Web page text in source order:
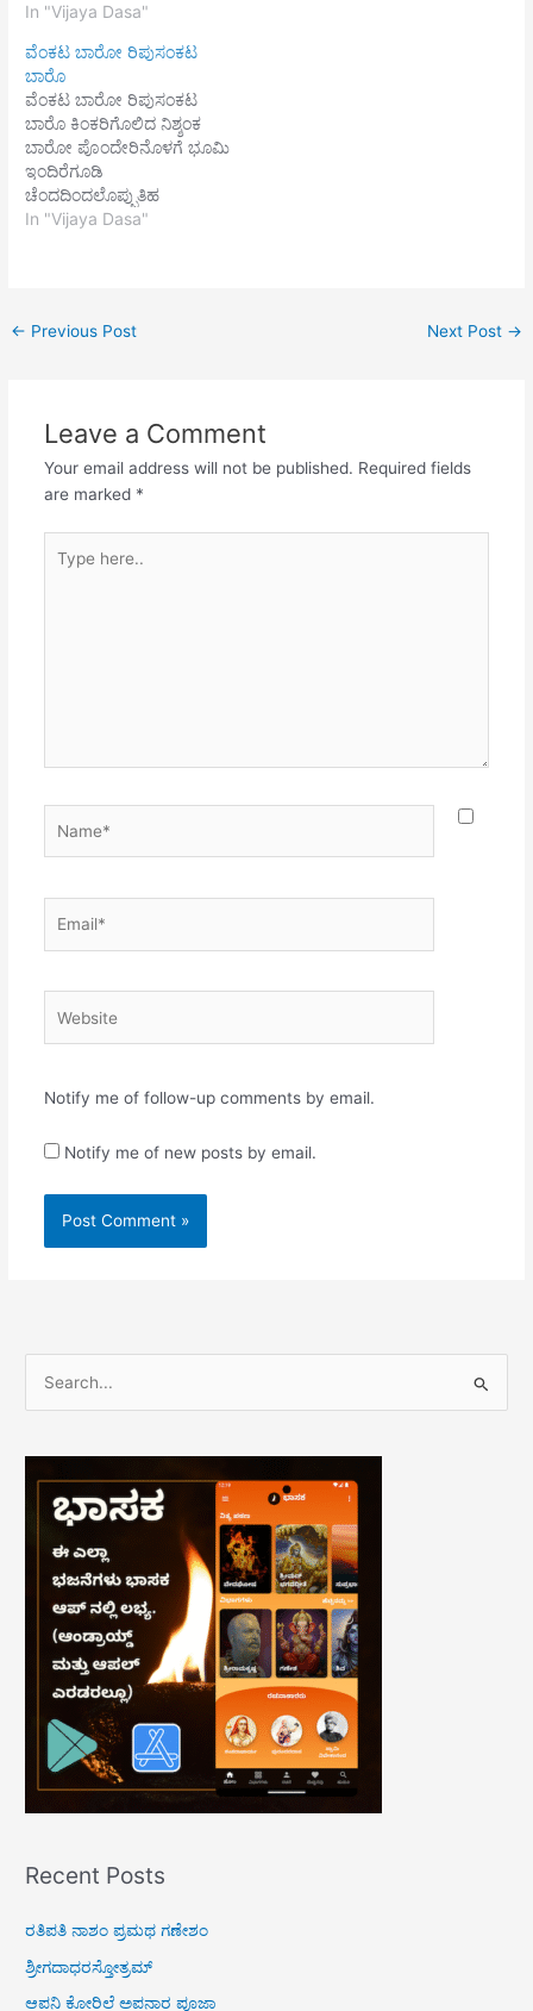
ಹಂಸವಾಹನನ ಪಿತನೆ ಬಾರೊ
ಬಾರೊ | ಸಾಸಿರ ಗಣ್ಣಿನ ಅನುಜ
ಬಾರೊ | ಸಾಸಿರ ವದನ ಶಯನ
ಬಾರೊ | ಭೂಸುರರಿಗೆ ಪ್ರಿಯನೆ
ಬಾರೊ ||2|| ವಾರಿಧಿಯೊಳು
ಪೊಕ್ಕವನೆ ಬಾರೊ | ವಾರಿಧಿಯ
ಮಾನಭಂಗನೆ ಬಾರೊ |
ವಾರಿಧಿಸುತೆಯ ಪಡೆದ ಕರುಣಾ - |
ವಾರಿಧಿ…
In "Vijaya Dasa"
ವೆಂಕಟ ಬಾರೋ ರಿಪುಸಂಕಟ
ಬಾರೊ
ವೆಂಕಟ ಬಾರೋ ರಿಪುಸಂಕಟ
ಬಾರೊ ಕಿಂಕರಿಗೊಲಿದ ನಿಶ್ಶಂಕ
ಬಾರೋ ಪೊಂದೇರಿನೊಳಗೆ ಭೂಮಿ
ಇಂದಿರೆಗೂಡಿ
ಚೆಂದದಿಂದಲೊಪ್ಪುತಿಹ
ಇಂದುವದÀನ ಮಂದರೋದ್ಧಾರನೆ
ವಿಭುವೆ ಪ್ರಾಕೃತ ರಹಿತಗಾತ್ರ
ಅಂಗದೊಳಿದ್ದು ಸಂಗಡ
ತಿರುಗುವೊ ನೀಲಾಂಗ ನಿಸ್ಸಂಗ
ಡಿಂಗರಿಗ ಹೃತ್ಕಮಲ ಭೃಂಗ
ಜಗದಂತೆ- ರಂಗ…
In "Vijaya Dasa"
← Previous Post Next Post →
Leave a Comment
Your email address will not be published. Required fields
are marked *
here..
Notify me of follow-up comments by email.
Notify me of new posts by email.
Recent Posts
ರತಿಪತಿ ನಾಶಂ ಪ್ರಮಥ ಗಣೇಶಂ
ಶ್ರೀಗದಾಧರಸ್ತೋತ್ರಮ್
ಆಪನಿ ಕೋರಿಲೆ ಅಪನಾರ ಪೂಜಾ